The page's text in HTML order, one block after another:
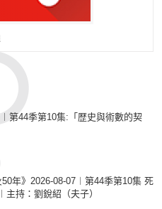
第44季第10集:「歴史與術數的契
年》2026-08-07︱第44季第10集 死
主持：劉銳紹（夫子）